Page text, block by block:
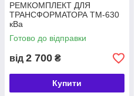
РЕМКОМПЛЕКТ ДЛЯ
ТРАНСФОРМАТОРА ТМ-630
кВа
Готово до відправки
від 2 700 ₴
Купити